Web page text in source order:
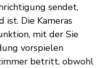
sendet,
ist. Die Kameras
mit der Sie
vorspielen
betritt, obwohl